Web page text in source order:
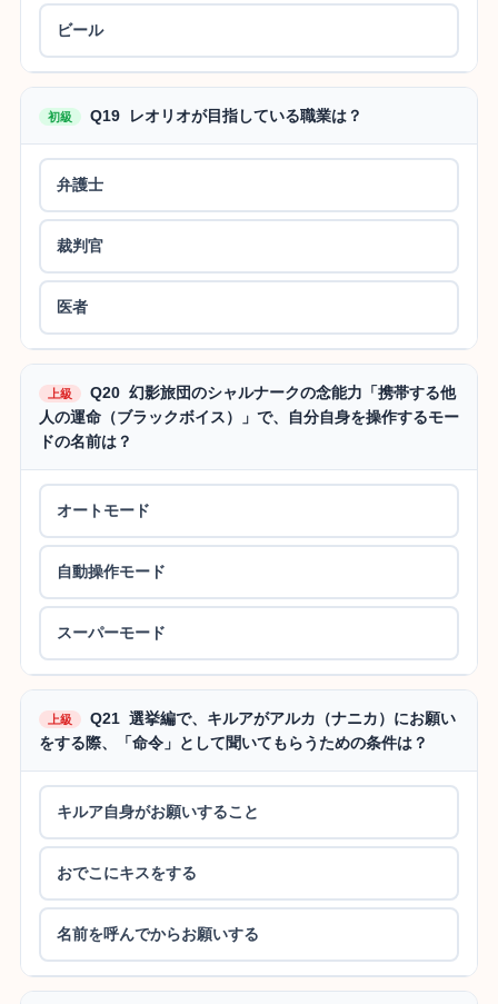
ビール
初級 Q19 レオリオが目指している職業は？
弁護士
裁判官
医者
上級
Q20 幻影旅団のシャルナークの念能力「携帯する他
人の運命（ブラックボイス）」で、自分自身を操作するモー
ドの名前は？
オートモード
自動操作モード
スーパーモード
上級
Q21 選挙編で、キルアがアルカ（ナニカ）にお願い
をする際、「命令」として聞いてもらうための条件は？
キルア自身がお願いすること
おでこにキスをする
名前を呼んでからお願いする